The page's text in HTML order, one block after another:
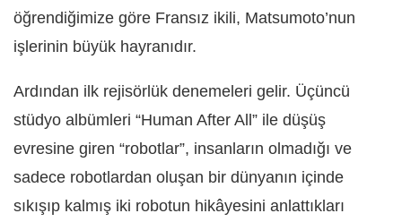
öğrendiğimize göre Fransız ikili, Matsumoto’nun
işlerinin büyük hayranıdır.
Ardından ilk rejisörlük denemeleri gelir. Üçüncü
stüdyo albümleri “Human After All” ile düşüş
evresine giren “robotlar”, insanların olmadığı ve
sadece robotlardan oluşan bir dünyanın içinde
sıkışıp kalmış iki robotun hikâyesini anlattıkları